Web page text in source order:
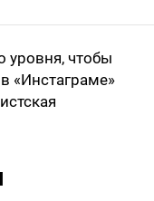
уровня, чтобы
«Инстаграме»